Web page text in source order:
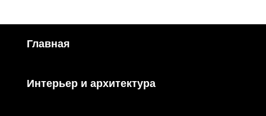
Главная
Интерьер и архитектура